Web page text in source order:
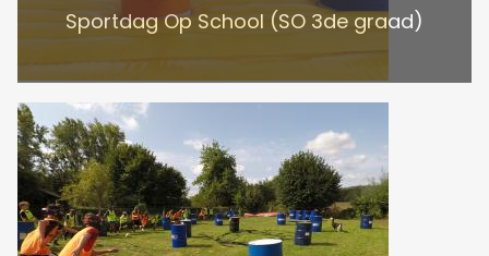
Sportdag Op School (SO 3de graad)